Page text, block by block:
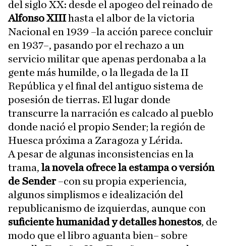
del siglo XX: desde el apogeo del reinado de
Alfonso XIIIhasta el albor de la victoria
Nacional en 1939 –la acción parece concluir
en 1937–, pasando por el rechazo a un
servicio militar que apenas perdonaba a la
gente más humilde, o la llegada de la II
República y el final del antiguo sistema de
posesión de tierras. El lugar donde
transcurre la narración es calcado al pueblo
donde nació el propio Sender; la región de
Huesca próxima a Zaragoza y Lérida.
A pesar de algunas inconsistencias en la
trama, la novela ofrece la estampa o versión
de Sender–con su propia experiencia,
algunos simplismos e idealización del
republicanismo de izquierdas, aunque con
suficiente humanidad y detalles honestos, de
modo que el libro aguanta bien– sobre